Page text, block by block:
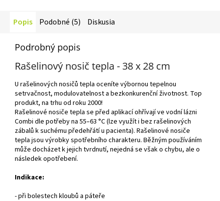
Popis Podobné (5) Diskusia
Podrobný popis
Rašelinový nosič tepla - 38 x 28 cm
U rašelinových nosičů tepla oceníte výbornou tepelnou
setrvačnost, modulovatelnost a bezkonkurenční životnost. Top
produkt, na trhu od roku 2000!
Rašelinové nosiče tepla se před aplikací ohřívají ve vodní lázni
Combi dle potřeby na 55–63 °C (lze využít i bez rašelinových
zábalů k suchému předehřátí u pacienta). Rašelinové nosiče
tepla jsou výrobky spotřebního charakteru. Běžným používáním
může docházet k jejich tvrdnutí, nejedná se však o chybu, ale o
následek opotřebení.
Indikace:
- při bolestech kloubů a páteře